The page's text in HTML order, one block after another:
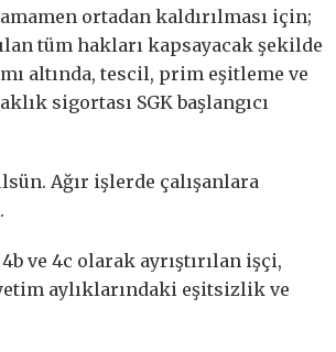
ortadan kaldırılması için;
tüm hakları kapsayacak şekilde
altında, tescil, prim eşitleme ve
sigortası SGK başlangıcı
Ağır işlerde çalışanlara
ve 4c olarak ayrıştırılan işçi,
aylıklarındaki eşitsizlik ve